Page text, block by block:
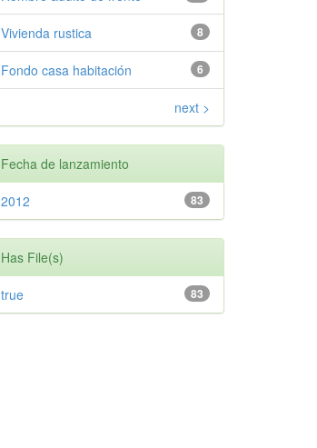
8
Vivienda rustica
6
Fondo casa habitación
next >
Fecha de lanzamiento
83
2012
Has File(s)
83
true